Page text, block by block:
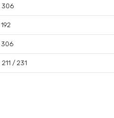
306
306
/ 231